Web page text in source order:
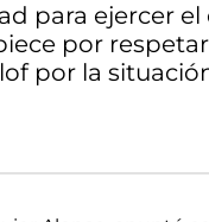
para ejercer
por
por la